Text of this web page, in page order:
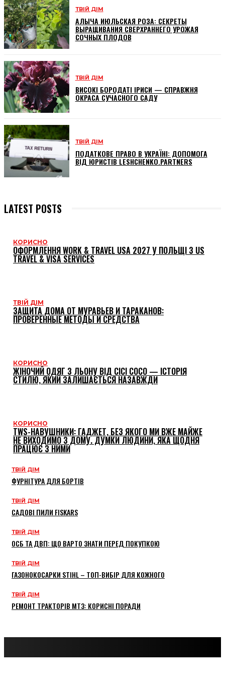
ТВІЙ ДІМ
АЛЫЧА ИЮЛЬСКАЯ РОЗА: СЕКРЕТЫ
ВЫРАЩИВАНИЯ СВЕРХРАННЕГО УРОЖАЯ
СОЧНЫХ ПЛОДОВ
ТВІЙ ДІМ
ВИСОКІ БОРОДАТІ ІРИСИ — СПРАВЖНЯ
ОКРАСА СУЧАСНОГО САДУ
ТВІЙ ДІМ
ПОДАТКОВЕ ПРАВО В УКРАЇНІ: ДОПОМОГА
ВІД ЮРИСТІВ LESHCHENKO.PARTNERS
LATEST POSTS
КОРИСНО
ОФОРМЛЕННЯ WORK & TRAVEL USA 2027 У ПОЛЬЩІ З US
TRAVEL & VISA SERVICES
ТВІЙ ДІМ
ЗАЩИТА ДОМА ОТ МУРАВЬЕВ И ТАРАКАНОВ:
ПРОВЕРЕННЫЕ МЕТОДЫ И СРЕДСТВА
КОРИСНО
ЖІНОЧИЙ ОДЯГ З ЛЬОНУ ВІД CICI COCO — ІСТОРІЯ
СТИЛЮ, ЯКИЙ ЗАЛИШАЄТЬСЯ НАЗАВЖДИ
КОРИСНО
TWS-НАВУШНИКИ: ГАДЖЕТ, БЕЗ ЯКОГО МИ ВЖЕ МАЙЖЕ
НЕ ВИХОДИМО З ДОМУ. ДУМКИ ЛЮДИНИ, ЯКА ЩОДНЯ
ПРАЦЮЄ З НИМИ
ТВІЙ ДІМ
ФУРНІТУРА ДЛЯ БОРТІВ
ТВІЙ ДІМ
САДОВІ ПИЛИ FISKARS
ТВІЙ ДІМ
ОСБ ТА ДВП: ЩО ВАРТО ЗНАТИ ПЕРЕД ПОКУПКОЮ
ТВІЙ ДІМ
ГАЗОНОКОСАРКИ STIHL – ТОП-ВИБІР ДЛЯ КОЖНОГО
ТВІЙ ДІМ
РЕМОНТ ТРАКТОРІВ МТЗ: КОРИСНІ ПОРАДИ